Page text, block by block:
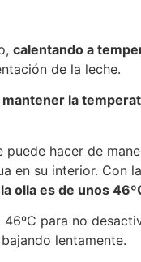
calentando a
de la leche.
mantener la
hacer de
en su interior.
olla es de unos
para no
lentamente.